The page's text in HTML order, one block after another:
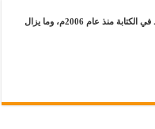
كاتب وصحافي سوري تورط في الكتابة منذ عام 2006م، وما يزال